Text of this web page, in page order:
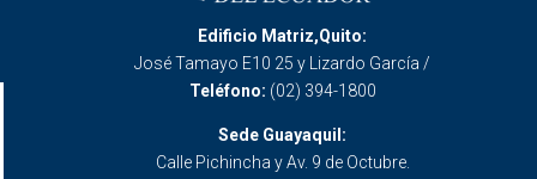
Edificio Matriz,Quito:
José Tamayo E10 25 y Lizardo García /
Teléfono: (02) 394-1800
Sede Guayaquil:
Calle Pichincha y Av. 9 de Octubre.